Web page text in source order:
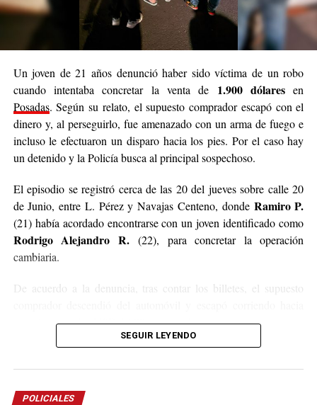
Un joven de 21 años denunció haber sido víctima de un robo
cuando intentaba concretar la venta de 1.900 dólares en
Posadas. Según su relato, el supuesto comprador escapó con el
dinero y, al perseguirlo, fue amenazado con un arma de fuego e
incluso le efectuaron un disparo hacia los pies. Por el caso hay
un detenido y la Policía busca al principal sospechoso.
El episodio se registró cerca de las 20 del jueves sobre calle 20
de Junio, entre L. Pérez y Navajas Centeno, donde Ramiro P.
(21) había acordado encontrarse con un joven identificado como
Rodrigo Alejandro R.(22), para concretar la operación
cambiaria.
De acuerdo a la denuncia, tras contar los billetes, el supuesto
una plaza con los USD 1.900 en su poder.
sospechoso se reunió con otros dos hombres y que uno de ellos
SEGUIR LEYENDO
POLICIALES